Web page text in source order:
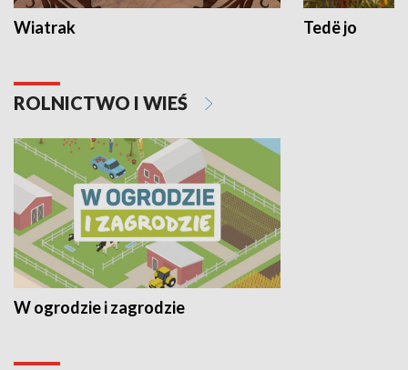
Wiatrak Tedë jo
ROLNICTWO I WIEŚ
W ogrodzie i zagrodzie